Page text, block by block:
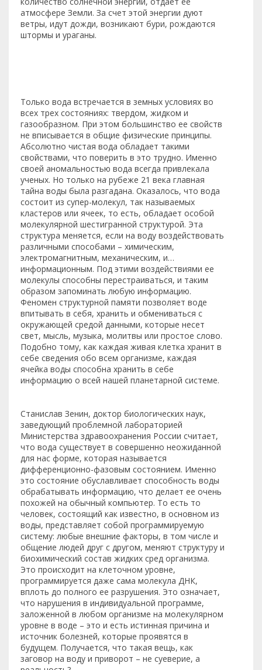
атмосфере Земли. За счет этой энергии дуют
ветры, идут дожди, возникают бури, рождаются
штормы и ураганы.
Только вода встречается в земных условиях во
всех трех состояниях: твердом, жидком и
газообразном. При этом большинство ее свойств
не вписывается в общие физические принципы.
Абсолютно чистая вода обладает такими
свойствами, что поверить в это трудно. Именно
своей аномальностью вода всегда привлекала
ученых. Но только на рубеже 21 века главная
тайна воды была разгадана. Оказалось, что вода
состоит из супер-молекул, так называемых
кластеров или ячеек, то есть, обладает особой
молекулярной шестигранной структурой. Эта
структура меняется, если на воду воздействовать
различными способами – химическим,
электромагнитным, механическим, и…
информационным. Под этими воздействиями ее
молекулы способны перестраиваться, и таким
образом запоминать любую информацию.
Феномен структурной памяти позволяет воде
впитывать в себя, хранить и обмениваться с
окружающей средой данными, которые несет
свет, мысль, музыка, молитвы или простое слово.
Подобно тому, как каждая живая клетка хранит в
себе сведения обо всем организме, каждая
ячейка воды способна хранить в себе
информацию о всей нашей планетарной системе.
Станислав Зенин, доктор биологических наук,
заведующий проблемной лабораторией
Министерства здравоохранения России считает,
что вода существует в совершенно неожиданной
для нас форме, которая называется
дифференционно-фазовым состоянием. Именно
это состояние обуславливает способность воды
обрабатывать информацию, что делает ее очень
похожей на обычный компьютер. То есть то
человек, состоящий как известно, в основном из
воды, представляет собой программируемую
систему: любые внешние факторы, в том числе и
общение людей друг с другом, меняют структуру и
биохимический состав жидких сред организма.
Это происходит на клеточном уровне,
программируется даже сама молекула ДНК,
вплоть до полного ее разрушения. Это означает,
что нарушения в индивидуальной программе,
заложенной в любом организме на молекулярном
уровне в воде – это и есть истинная причина и
источник болезней, которые проявятся в
будущем. Получается, что такая вещь, как
заговор на воду и приворот – не суеверие, а